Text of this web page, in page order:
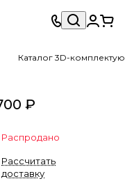
Каталог 3D-
₽
Распродано
Рассчитать
доставку